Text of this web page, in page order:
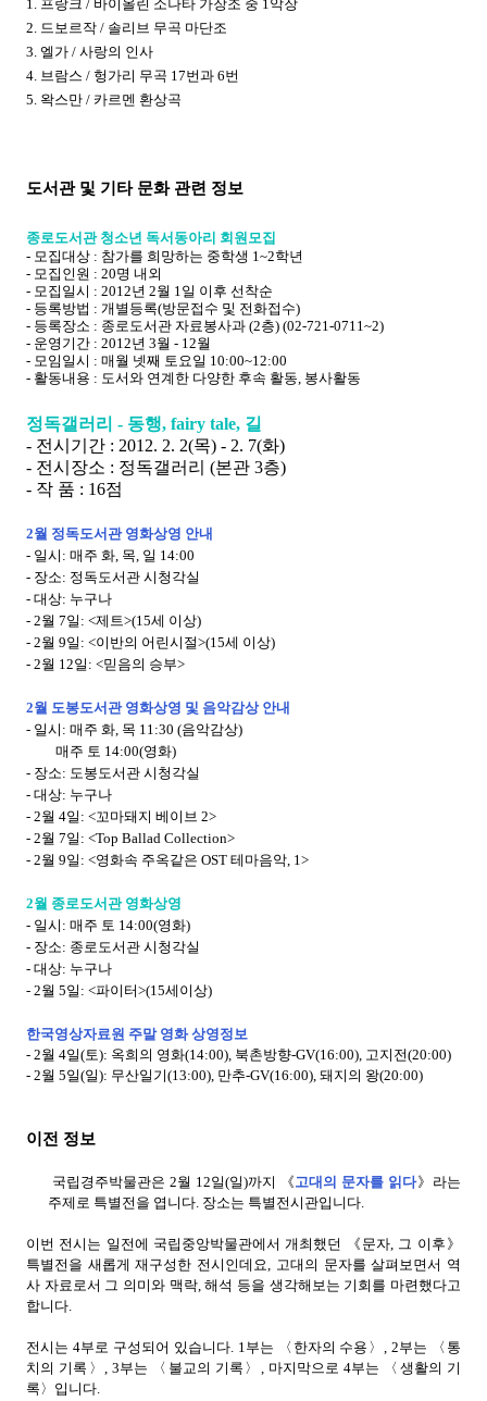
1. 프랑크 / 바이올린 소나타 가장조 중 1악장
2. 드보르작 / 솔리브 무곡 마단조
3. 엘가 / 사랑의 인사
4. 브람스 / 헝가리 무곡 17번과 6번
5. 왁스만 / 카르멘 환상곡
도서관 및 기타 문화 관련 정보
종로도서관 청소년 독서동아리 회원모집
- 모집대상 : 참가를 희망하는 중학생 1~2학년
- 모집인원 : 20명 내외
- 모집일시 : 2012년 2월 1일 이후 선착순
- 등록방법 : 개별등록(방문접수 및 전화접수)
- 등록장소 : 종로도서관 자료봉사과 (2층) (02-721-0711~2)
- 운영기간 : 2012년 3월 - 12월
- 모임일시 : 매월 넷째 토요일 10:00~12:00
- 활동내용 : 도서와 연계한 다양한 후속 활동, 봉사활동
정독갤러리 - 동행, fairy tale, 길
- 전시기간 : 2012. 2. 2(목) - 2. 7(화)
- 전시장소 : 정독갤러리 (본관 3층)
- 작 품 : 16점
2월 정독도서관 영화상영 안내
- 일시: 매주 화, 목, 일 14:00
- 장소: 정독도서관 시청각실
- 대상: 누구나
- 2월 7일: <제트>(15세 이상)
- 2월 9일: <이반의 어린시절>(15세 이상)
- 2월 12일: <믿음의 승부>
2월 도봉도서관 영화상영 및 음악감상 안내
- 일시: 매주 화, 목 11:30 (음악감상)
매주 토 14:00(영화)
- 장소: 도봉도서관 시청각실
- 대상: 누구나
- 2월 4일: <꼬마돼지 베이브 2>
- 2월 7일: <Top Ballad Collection>
- 2월 9일: <영화속 주옥같은 OST 테마음악, 1>
2월 종로도서관 영화상영
- 일시: 매주 토 14:00(영화)
- 장소: 종로도서관 시청각실
- 대상: 누구나
- 2월 5일: <파이터>(15세이상)
한국영상자료원 주말 영화 상영정보
- 2월 4일(토): 옥희의 영화(14:00), 북촌방향-GV(16:00), 고지전(20:00)
- 2월 5일(일): 무산일기(13:00), 만추-GV(16:00), 돼지의 왕(20:00)
이전 정보
국립경주박물관은 2월 12일(일)까지 《고대의 문자를 읽다》라는
주제로 특별전을 엽니다. 장소는 특별전시관입니다.
이번 전시는 일전에 국립중앙박물관에서 개최했던 《문자, 그 이후》
특별전을 새롭게 재구성한 전시인데요, 고대의 문자를 살펴보면서 역
사 자료로서 그 의미와 맥락, 해석 등을 생각해보는 기회를 마련했다고
합니다.
전시는 4부로 구성되어 있습니다. 1부는 〈한자의 수용〉, 2부는
〈통
치의 기록 〉, 3부는 〈불교의 기록 〉, 마지막으로 4부는
〈생활의 기
록 〉입니다.